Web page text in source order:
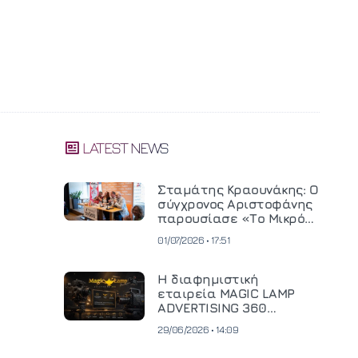
LATEST NEWS
Σταμάτης Κραουνάκης: Ο
σύγχρονος Αριστοφάνης
παρουσίασε «Το Μικρό
01/07/2026 • 17:51
Η διαφημιστική
εταιρεία MAGIC LAMP
ADVERTISING 360
κινηματογραφική
29/06/2026 • 14:09